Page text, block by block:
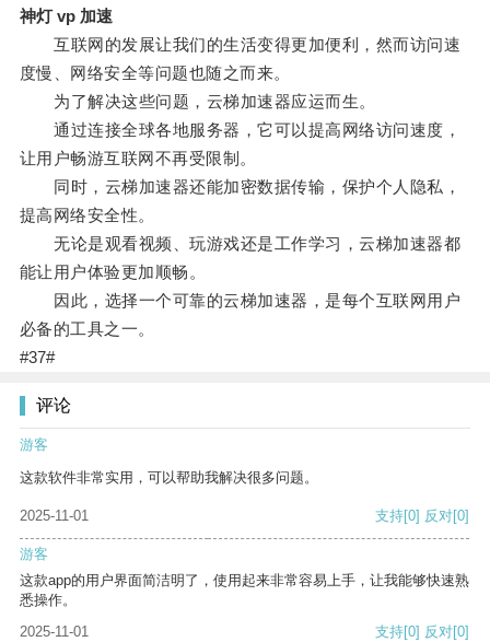
神灯 vp 加速
互联网的发展让我们的生活变得更加便利，然而访问速
度慢、网络安全等问题也随之而来。
为了解决这些问题，云梯加速器应运而生。
通过连接全球各地服务器，它可以提高网络访问速度，
让用户畅游互联网不再受限制。
同时，云梯加速器还能加密数据传输，保护个人隐私，
提高网络安全性。
无论是观看视频、玩游戏还是工作学习，云梯加速器都
能让用户体验更加顺畅。
因此，选择一个可靠的云梯加速器，是每个互联网用户
必备的工具之一。
#37#
评论
游客
这款软件非常实用，可以帮助我解决很多问题。
2025-11-01 支持[0] 反对[0]
游客
这款app的用户界面简洁明了，使用起来非常容易上手，让我能够快速熟
悉操作。
2025-11-01
支持[0] 反对[0]